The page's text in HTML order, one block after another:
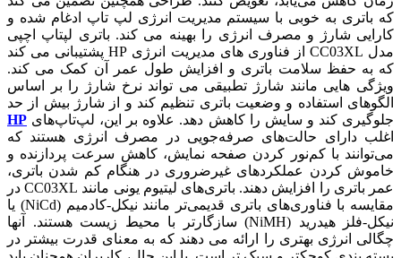
که باتری به خوبی با سیستم مدیریت انرژی لپ تاپ ادغام شده و
کارایی شارژ و مصرف انرژی را بهینه می کند. باتری لپتاپ اچپی
مدل CC03XL از فناوری های مدیریت انرژی HP پشتیبانی می کند
که به حفظ سلامت باتری و افزایش طول عمر آن کمک می کند.
ویژگی هایی مانند شارژ تطبیقی ​​می تواند نرخ شارژ را بر اساس
الگوهای استفاده و وضعیت باتری تنظیم کند و از شارژ بیش از حد
جلوگیری کند و سایش را کاهش دهد. علاوه بر این، لپ‌تاپ‌های HP
اغلب دارای حالت‌های صرفه‌جویی در مصرف انرژی هستند که
می‌توانند با کم‌نور کردن صفحه نمایش، کاهش سرعت پردازنده و
خاموش کردن عملکردهای غیرضروری در هنگام کم شدن باتری،
عمر باتری را افزایش دهند. باتری‌های لیتیوم یونی مانند CC03XL در
مقایسه با فناوری‌های باتری قدیمی‌تر مانند نیکل-کادمیم (NiCd) یا
نیکل-فلز هیدرید (NiMH) سازگارتر با محیط زیست هستند. آنها
چگالی انرژی بهتری را ارائه می دهند که به معنای قدرت بیشتر در